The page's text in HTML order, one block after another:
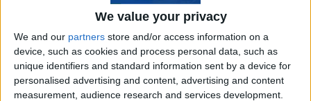
We value your privacy
We and our partners store and/or access information on a
device, such as cookies and process personal data, such as
unique identifiers and standard information sent by a device for
personalised advertising and content, advertising and content
measurement, audience research and services development.
assegnati dei titoli dalla casa editrice ed io, dopo
aver curato la stesura, scattato le foto e aver
diretto l’opera di tutti i disegnatori, componevo il
libro fino a portarlo alle stampe. Ho quindi
pubblicato come autore anche parecchi libri,